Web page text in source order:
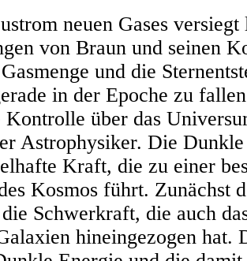
neuen Gases
von Braun und seinen
und die
in der Epoche zu
Kontrolle über das
Astrophysiker. Die
Kraft, die zu einer
Kosmos führt. Zunächst
Schwerkraft, die auch
hineingezogen hat.